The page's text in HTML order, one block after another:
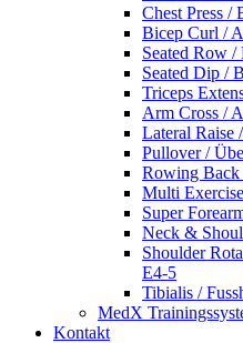
Chest Press /
Bicep Curl /
Seated Row /
Seated Dip /
Triceps
Arm Cross /
Lateral Raise
Pullover /
Rowing Back
Multi
Super
Neck &
Shoulder
E4-5
Tibialis /
MedX
Kontakt